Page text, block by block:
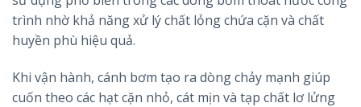
trình nhờ khả năng xử lý chất lỏng chứa cặn và chất
huyền phù hiệu quả.
Khi vận hành, cánh bơm tạo ra dòng chảy mạnh giúp
cuốn theo các hạt cặn nhỏ, cát mịn và tạp chất lơ lửng